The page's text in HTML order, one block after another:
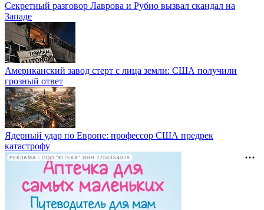
Секретный разговор Лаврова и Рубио вызвал скандал на
Западе
Американский завод стерт с лица земли: США получили
грозный ответ
Ядерный удар по Европе: профессор США предрек
катастрофу
РЕКЛАМА • ООО "ЮТЕКА" ИНН 7704384878